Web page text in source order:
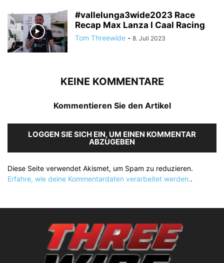
#vallelunga3wide2023 Race
Recap Max Lanza I Caal Racing
Tom Threewide - 8. Juli 2023
KEINE KOMMENTARE
Kommentieren Sie den Artikel
LOGGEN SIE SICH EIN, UM EINEN KOMMENTAR
ABZUGEBEN
Diese Seite verwendet Akismet, um Spam zu reduzieren.
Erfahre, wie deine Kommentardaten verarbeitet werden..